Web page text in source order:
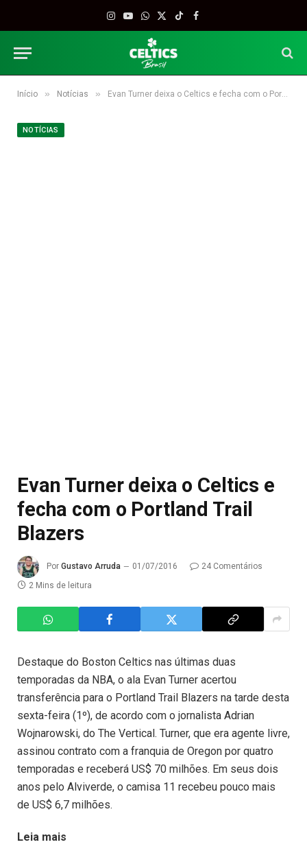
Instagram
YouTube
WhatsApp
X
TikTokFacebook
Início » Notícias » Evan Turner deixa o Celtics e fecha com o Portland Trail Blazers
NOTÍCIAS
Evan Turner deixa o Celtics e
fecha com o Portland Trail
Blazers
Por Gustavo Arruda 01/07/2016
24 Comentários
2 Mins de leitura
Destaque do Boston Celtics nas últimas duas
temporadas da NBA, o ala Evan Turner acertou
transferência para o Portland Trail Blazers na tarde desta
sexta-feira (1º), de acordo com o jornalista Adrian
Wojnarowski, do The Vertical. Turner, que era agente livre,
assinou contrato com a franquia de Oregon por quatro
temporadas e receberá US$ 70 milhões. Em seus dois
anos pelo Alviverde, o camisa 11 recebeu pouco mais
de US$ 6,7 milhões.
Leia mais